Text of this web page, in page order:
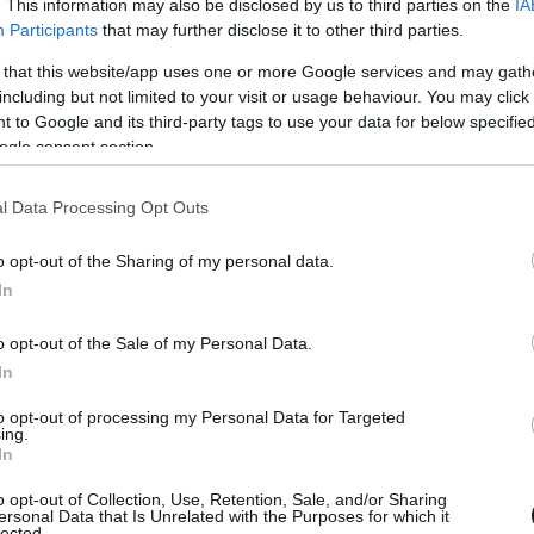
This information may also be disclosed by us to third parties on the
Participants that may further disclose it to other third parties.
that this website/app uses one or more Google services and may
but not limited to your visit or usage behaviour. You may
to Google and its third-party tags to use your data for below
consent section.
Data Processing Opt Outs
opt-out of the Sharing of my personal data.
opt-out of the Sale of my Personal Data.
opt-out of processing my Personal Data for Targeted
opt-out of Collection, Use, Retention, Sale, and/or Sharing
Data that Is Unrelated with the Purposes for which it
τουΓΕΕΘΑ: «Για τη λήψη της απόφασης
διάστημα σημαντικού αριθμού μη
δραστηριοτήτων, διακλαδικών
και συνεργασιών με χώρες όπως οι ΗΠΑ, η
Αραβικά Εμιράτα, η Κύπρος και το
οποίες προέκυψαν σημαντικά οφέλη,
έμπρακτη απόδειξη της ετοιμότητας
Ενόπλων Δυνάμεων.
απαιτητικές δραστηριότητες των
δίμηνο, καθώς και οι συντηρήσεις